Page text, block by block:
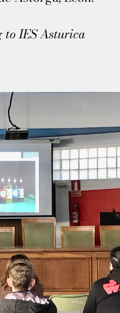
to IES Asturica